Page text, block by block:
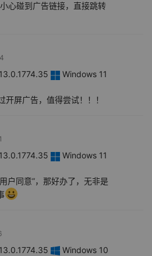
心碰到广告链接，直接跳转
Windows 11
屏广告，值得尝试！！！
Windows 11
户同意”，那好办了，无非是
Windows 10